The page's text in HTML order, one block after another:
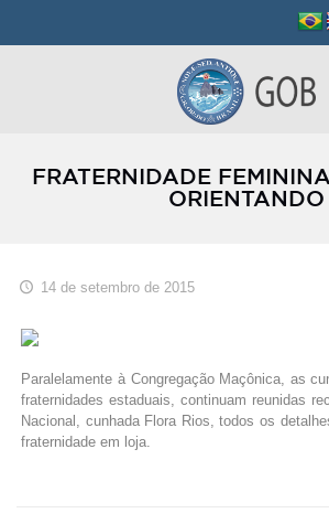
FRATERNIDADE
ORIENTANDO
14 de setembro de 2015
Paralelamente à Congregação Maçônica, as
fraternidades estaduais, continuam reunidas
Nacional, cunhada Flora Rios, todos os
fraternidade em loja.